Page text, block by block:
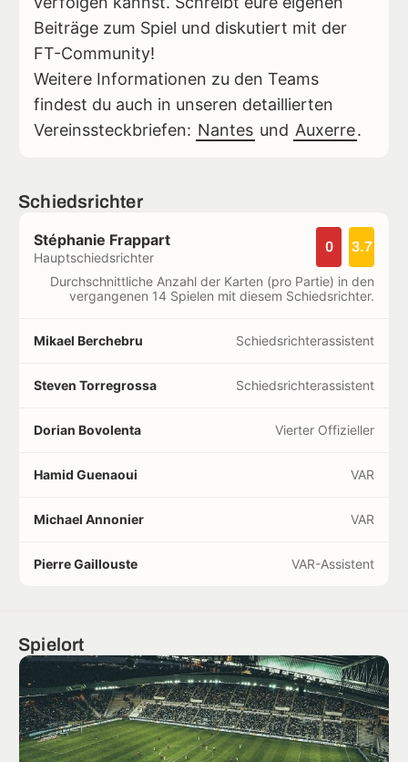
Beiträge zum Spiel und diskutiert mit der
FT-Community!
Weitere Informationen zu den Teams
findest du auch in unseren detaillierten
Vereinssteckbriefen: Nantes und Auxerre.
Schiedsrichter
Stéphanie Frappart
Hauptschiedsrichter
0 3.7
Durchschnittliche Anzahl der Karten (pro Partie) in den
vergangenen 14 Spielen mit diesem Schiedsrichter.
Mikael Berchebru Schiedsrichterassistent
Steven Torregrossa Schiedsrichterassistent
Dorian Bovolenta Vierter Offizieller
Hamid Guenaoui VAR
Michael Annonier VAR
Pierre Gaillouste VAR-Assistent
Spielort